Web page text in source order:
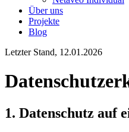
Über uns
Projekte
Blog
Letzter Stand, 12.01.2026
1. Datenschutz auf